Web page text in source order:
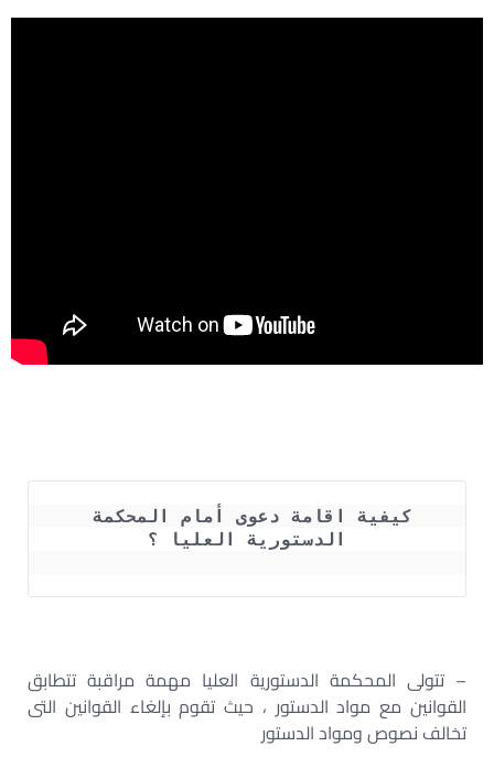
الدستورية العليا ؟
– تتولى المحكمة الدستورية العليا مهمة مراقبة تتطابق
القوانين مع مواد الدستور ، حيث تقوم بإلغاء القوانين التى
تخالف نصوص ومواد الدستور